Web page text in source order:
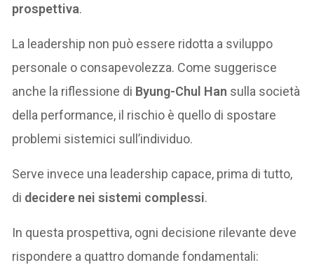
prospettiva.
La leadership non può essere ridotta a sviluppo
personale o consapevolezza. Come suggerisce
anche la riflessione di Byung-Chul Han sulla società
della performance, il rischio è quello di spostare
problemi sistemici sull’individuo.
Serve invece una leadership capace, prima di tutto,
di decidere nei sistemi complessi.
In questa prospettiva, ogni decisione rilevante deve
rispondere a quattro domande fondamentali: